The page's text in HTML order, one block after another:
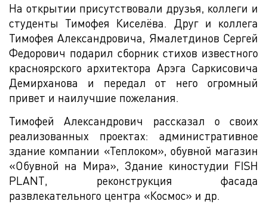
На открытии присутствовали друзья, коллеги и
студенты Тимофея Киселёва. Друг и коллега
Тимофея Александровича, Ямалетдинов Сергей
Федорович подарил сборник стихов известного
красноярского архитектора Арэга Саркисовича
Демирханова и передал от него огромный
привет и наилучшие пожелания.
Тимофей Александрович рассказал о своих
реализованных проектах: административное
здание компании «Теплоком», обувной магазин
«Обувной на Мира», Здание киностудии FISH
PLANT, реконструкция фасада
развлекательного центра «Космос» и др.